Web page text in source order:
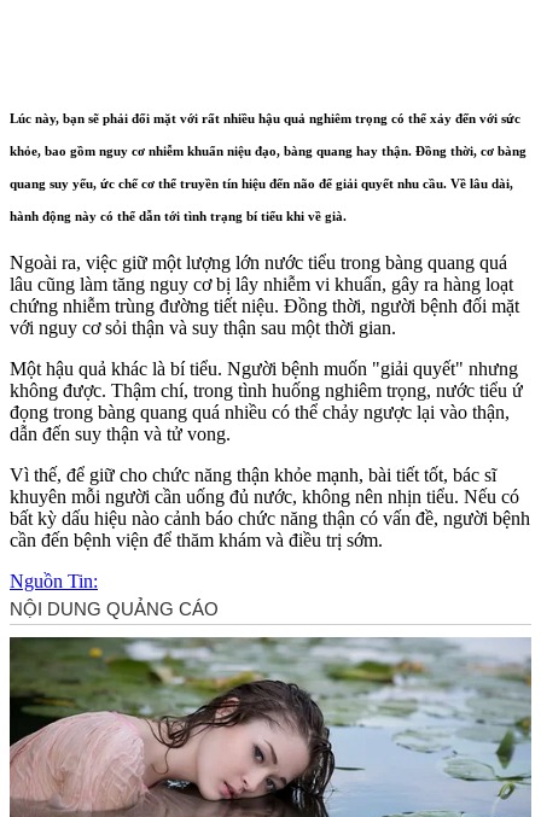
Lúc này, bạn sẽ phải đối mặt với rất nhiều hậu quả nghiêm trọng có thể xảy đến với sức
khỏe, bao gồm nguy cơ nhiễm khuẩn niệu đạo, bàng quang hay thận. Đồng thời, cơ bàng
quang suy yếu, ức chế c‌ơ th‌ể truyền tín hiệu đến não để giải quyết nhu cầu. Về lâu dài,
hành động này có thể dẫn tới tình trạng bí tiểu khi về già.
Ngoài ra, việc giữ một lượng lớn nước tiểu trong bàng quang quá
lâu cũng làm tăng nguy cơ bị lây nhiễm vi khuẩn, gây ra hàng loạt
chứng nhiễm trùng đường tiết niệu. Đồng thời, người bệnh đối mặt
với nguy cơ sỏi thận và suy thận sau một thời gian.
Một hậu quả khác là bí tiểu. Người bệnh muốn "giải quyết" nhưng
không được. Thậm chí, trong tình huống nghiêm trọng, nước tiểu ứ
đọng trong bàng quang quá nhiều có thể chảy ngược lại vào thận,
dẫn đến suy thận và t‌ử von‌g.
Vì thế, để giữ cho chức năng thận khỏe mạnh, bài tiết tốt, bác sĩ
khuyên mỗi người cần uống đủ nước, không nên nhịn tiểu. Nếu có
bất kỳ dấu hiệu nào cảnh báo chức năng thận có vấn đề, người bệnh
cần đến bệnh viện để thăm khám và điều trị sớm.
Nguồn Tin: